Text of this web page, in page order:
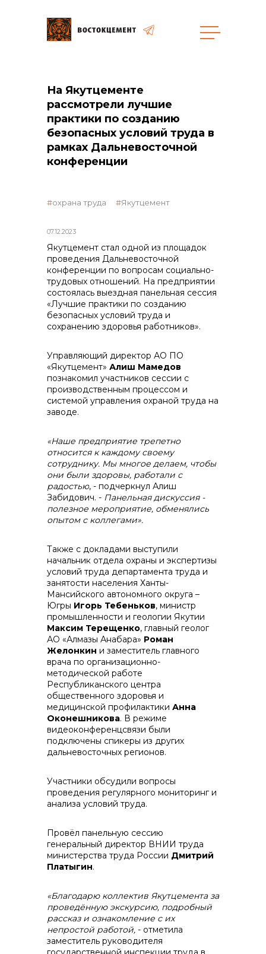
общая информация
объявленные закупки
контакты отдела закупок
Контакты
info@vostokcement.ru
На Якутцементе
рассмотрели лучшие
практики по созданию
безопасных условий труда в
рамках Дальневосточной
конференции
07.12.2023
охрана труда Якутцемент
Якутцемент стал одной из площадок
проведения Дальневосточной
конференции по вопросам социально-
трудовых отношений. На предприятии
состоялась выездная панельная сессия
«Лучшие практики по созданию
безопасных условий труда и
сохранению здоровья работников».
Управляющий директор АО ПО
«Якутцемент» Алиш Мамедов
познакомил участников сессии с
производственным процессом и
системой управления охраной труда на
заводе.
«Наше предприятие трепетно
относится к каждому своему
сотруднику. Мы многое делаем, чтобы
они были здоровы, работали с
радостью, - подчеркнул Алиш
Забидович. - Панельная дискуссия -
полезное мероприятие, обменялись
опытом с коллегами».
Также с докладами выступили
начальник отдела охраны и экспертизы
условий труда департамента труда и
занятости населения Ханты-
Мансийского автономного округа –
Югры Игорь Тебеньков, министр
промышленности и геологии Якутии
Максим Терещенко, главный геолог
АО «Алмазы Анабара» Роман
Желонкин и заместитель главного
врача по организационно-
методической работе
Республиканского центра
общественного здоровья и
медицинской профилактики Анна
Оконешникова. В режиме
видеоконференцсвязи были
подключены спикеры из других
дальневосточных регионов.
Участники обсудили вопросы
проведения регулярного мониторинг и
анализа условий труда.
Провёл панельную сессию
генеральный директор ВНИИ труда
министерства труда России Дмитрий
Платыгин.
«Благодарю коллектив Якутцемента за
проведённую экскурсию, подробный
рассказ и ознакомление с их
непростой работой, - отметила
заместитель руководителя